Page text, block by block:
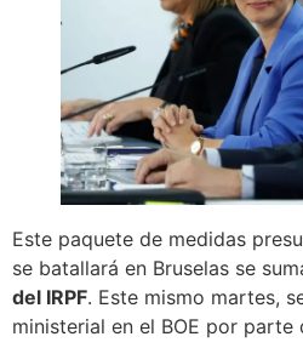
Este paquete de medidas
se batallará en Bruselas se
del IRPF. Este mismo martes,
ministerial en el BOE por